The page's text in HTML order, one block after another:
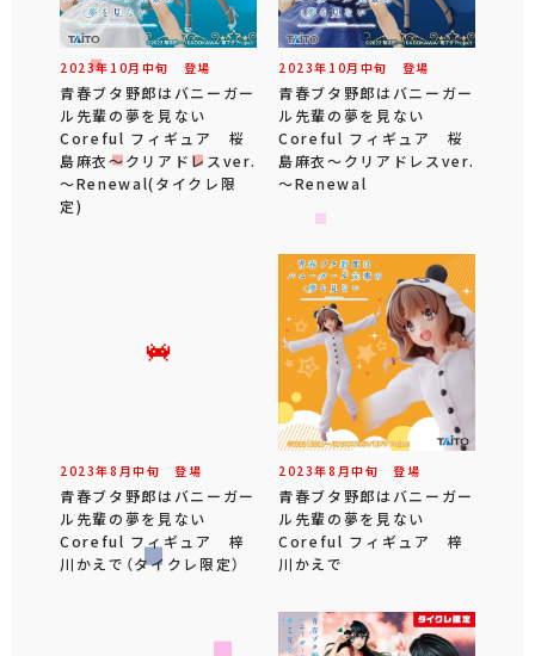
2023年 10月 中旬 登場
青春ブタ野郎はバニーガー
ル先輩の夢を見ない
Coreful フィギュア 桜
島麻衣～クリアドレスver.
～Renewal(タイクレ限
定)
2023年 10月 中旬 登場
青春ブタ野郎はバニーガー
ル先輩の夢を見ない
Coreful フィギュア 桜
島麻衣～クリアドレスver.
～Renewal
2023年8 月中旬 登場
青春ブタ野郎はバニーガー
ル先輩の夢を見ない
Coreful フィギュア 梓
川かえで（タイクレ限定）
2023年8 月中旬 登場
青春ブタ野郎はバニーガー
ル先輩の夢を見ない
Coreful フィギュア 梓
川かえで